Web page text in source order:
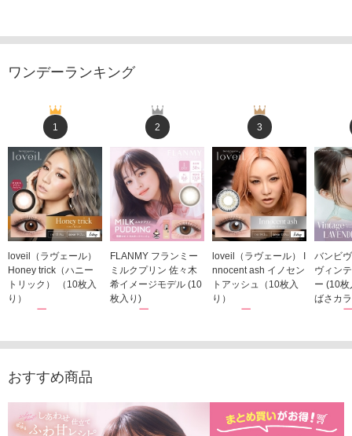
ワンデーランキング
1
loveil（ラヴェール）
Honey trick（ハニー
トリック） （10枚入
り）
1,760円
2
FLANMY フランミー
ミルクプリン 佐々木
希イメージモデル (10
枚入り)
1,815円
3
loveil（ラヴェール） I
nnocent ash イノセン
トアッシュ（10枚入
り）
1,760円
バンビ
ヴィン
ー (10
ばさカ
1,848
おすすめ商品